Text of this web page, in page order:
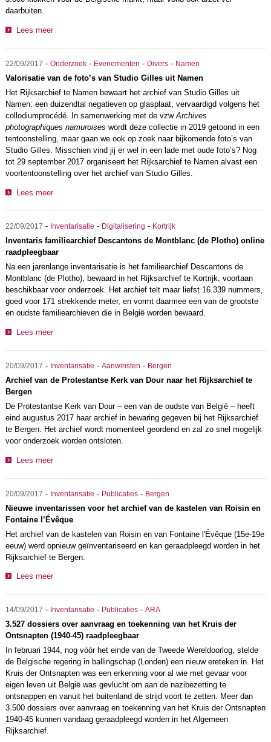
daarbuiten.
Lees meer
22/09/2017 - Onderzoek- Evenementen - Divers- Namen
Valorisatie van de foto’s van Studio Gilles uit Namen
Het Rijksarchief te Namen bewaart het archief van Studio Gilles uit
Namen: een duizendtal negatieven op glasplaat, vervaardigd volgens het
collodiumprocédé. In samenwerking met de vzwArchives
photographiques namuroises wordt deze collectie in 2019 getoond in een
tentoonstelling, maar gaan we ook op zoek naar bijkomende foto’s van
Studio Gilles. Misschien vind jij er wel in een lade met oude foto’s? Nog
tot 29 september 2017 organiseert het Rijksarchief te Namen alvast een
voortentoonstelling over het archief van Studio Gilles.
Lees meer
22/09/2017 - Inventarisatie - Digitalisering - Kortrijk
Inventaris familiearchief Descantons de Montblanc (de Plotho) online
raadpleegbaar
Na een jarenlange inventarisatie is het familiearchief Descantons de
Montblanc (de Plotho), bewaard in het Rijksarchief te Kortrijk, voortaan
beschikbaar voor onderzoek. Het archief telt maar liefst 16.339 nummers,
goed voor 171 strekkende meter, en vormt daarmee een van de grootste
en oudste familiearchieven die in België worden bewaard.
Lees meer
20/09/2017 - Inventarisatie - Aanwinsten - Bergen
Archief van de Protestantse Kerk van Dour naar het Rijksarchief te
Bergen
De Protestantse Kerk van Dour – een van de oudste van België – heeft
eind augustus 2017 haar archief in bewaring gegeven bij het Rijksarchief
te Bergen. Het archief wordt momenteel geordend en zal zo snel mogelijk
voor onderzoek worden ontsloten.
Lees meer
20/09/2017 - Inventarisatie - Publicaties- Bergen
Nieuwe inventarissen voor het archief van de kastelen van Roisin en
Fontaine l’Évêque
Het archief van de kastelen van Roisin en van Fontaine l'Évêque (15e-19e
eeuw) werd opnieuw geïnventariseerd en kan geraadpleegd worden in het
Rijksarchief te Bergen.
Lees meer
14/09/2017 - Inventarisatie - Publicaties- ARA
3.527 dossiers over aanvraag en toekenning van het Kruis der
Ontsnapten (1940-45) raadpleegbaar
In februari 1944, nog vóór het einde van de Tweede Wereldoorlog, stelde
de Belgische regering in ballingschap (Londen) een nieuw ereteken in. Het
Kruis der Ontsnapten was een erkenning voor al wie met gevaar voor
eigen leven uit België was gevlucht om aan de nazibezetting te
ontsnappen en vanuit het buitenland de strijd voort te zetten. Meer dan
3.500 dossiers over aanvraag en toekenning van het Kruis der Ontsnapten
1940-45 kunnen vandaag geraadpleegd worden in het Algemeen
Rijksarchief.